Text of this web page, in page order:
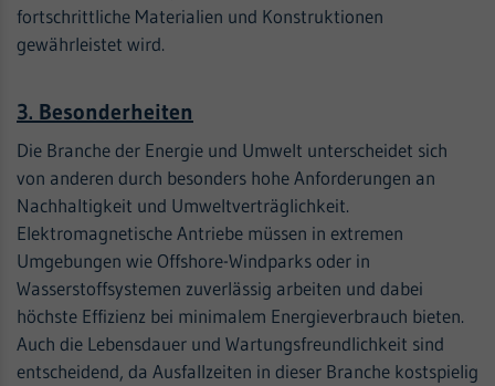
fortschrittliche Materialien und Konstruktionen
gewährleistet wird.
3. Besonderheiten
Die Branche der Energie und Umwelt unterscheidet sich
von anderen durch besonders hohe Anforderungen an
Nachhaltigkeit und Umweltverträglichkeit.
Elektromagnetische Antriebe müssen in extremen
Umgebungen wie Offshore-Windparks oder in
Wasserstoffsystemen zuverlässig arbeiten und dabei
höchste Effizienz bei minimalem Energieverbrauch bieten.
Auch die Lebensdauer und Wartungsfreundlichkeit sind
entscheidend, da Ausfallzeiten in dieser Branche kostspielig